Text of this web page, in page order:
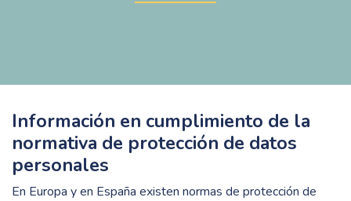
Información en cumplimiento de la
normativa de protección de datos
personales
En Europa y en España existen normas de protección de